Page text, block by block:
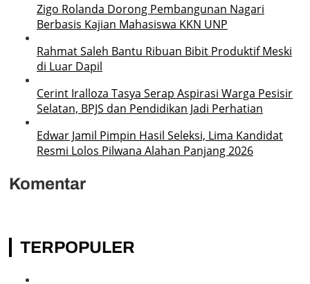
Zigo Rolanda Dorong Pembangunan Nagari
Berbasis Kajian Mahasiswa KKN UNP
Rahmat Saleh Bantu Ribuan Bibit Produktif Meski
di Luar Dapil
Cerint Iralloza Tasya Serap Aspirasi Warga Pesisir
Selatan, BPJS dan Pendidikan Jadi Perhatian
Edwar Jamil Pimpin Hasil Seleksi, Lima Kandidat
Resmi Lolos Pilwana Alahan Panjang 2026
Komentar
TERPOPULER